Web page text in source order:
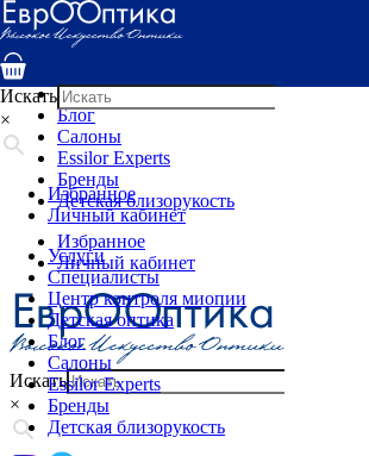
Услуги
Специалисты
Детская оптика
Блог
Салоны
Essilor Experts
Бренды
Детская близорукость
Избранное
Личный кабинет
Искать
×
Искать
×
Избранное
Личный кабинет
Услуги
Специалисты
Центр контроля миопии
Детская оптика
Блог
Салоны
Essilor Experts
Бренды
Детская близорукость